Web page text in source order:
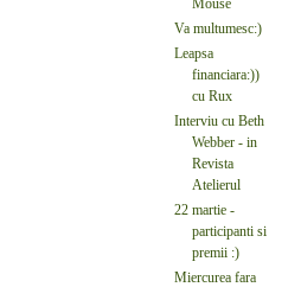
Va multumesc:)
Leapsa
financiara:))
cu Rux
Interviu cu Beth
Webber - in
Revista
Atelierul
22 martie -
participanti si
premii :)
Miercurea fara